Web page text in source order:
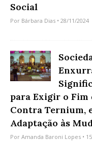
Social
Por Bárbara Dias • 28/11/2024
para Exigir o Fim
Contra Ternium,
Adaptação às
Por Amanda Baroni Lopes •